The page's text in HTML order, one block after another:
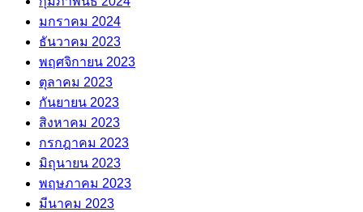
มกราคม 2024
ธันวาคม 2023
พฤศจิกายน 2023
ตุลาคม 2023
กันยายน 2023
สิงหาคม 2023
กรกฎาคม 2023
มิถุนายน 2023
พฤษภาคม 2023
มีนาคม 2023